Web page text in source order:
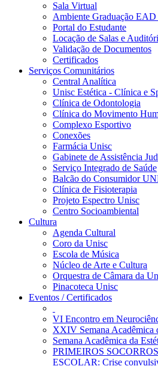
Sala Virtual
Ambiente Graduação
Portal do Estudante
Locação de Salas e
Validação de Documentos
Certificados
Serviços Comunitários
Central Analítica
Unisc Estética - Clínica e
Clínica de Odontologia
Clínica do Movimento
Complexo Esportivo
Conexões
Farmácia Unisc
Gabinete de Assistência
Serviço Integrado de Saúde
Balcão do Consumidor
Clínica de Fisioterapia
Projeto Espectro Unisc
Centro Socioambiental
Cultura
Agenda Cultural
Coro da Unisc
Escola de Música
Núcleo de Arte e Cultura
Orquestra de Câmara da
Pinacoteca Unisc
Eventos / Certificados
VI Encontro em
XXIV Semana Acadêmica
Semana Acadêmica da
PRIMEIROS
ESCOLAR: Crise